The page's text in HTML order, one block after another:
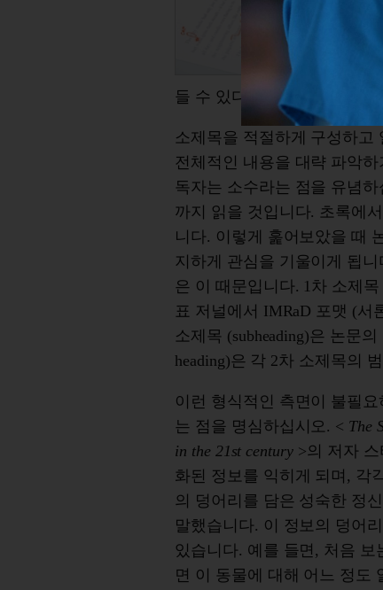
들 수 있다면 성공입니다.
소제목을 적절하게 구성하고
전체적인 내용을 대략 파악
독자는 소수라는 점을 유념
까지 읽을 것입니다. 초록에
니다. 이렇게 훑어보았을 때
지하게 관심을 기울이게 됩
은 이 때문입니다. 1차 소제
표 저널에서 IMRaD 포맷 (서
소제목 (subheading)은 논문
heading)은 각 2차 소제목의
이런 형식적인 측면이 불필
는 점을 명심하십시오. < The
in the 21st century>의 저자 스
화된 정보를 익히게 되며, 각
의 덩어리를 담은 성숙한 정
말했습니다. 이 정보의 덩어
있습니다. 예를 들면, 처음
면 이 동물에 대해 어느 정도